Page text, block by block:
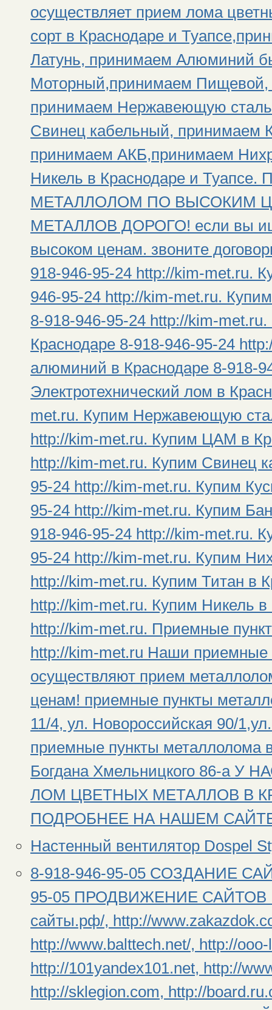
осуществляет прием лома
сорт в Краснодаре и
Латунь, принимаем Алюминий
Моторный,принимаем Пищевой,
принимаем Нержавеющую
Свинец кабельный, принимаем
принимаем АКБ,принимаем
Никель в Краснодаре и
МЕТАЛЛОЛОМ ПО ВЫСОКИМ
МЕТАЛЛОВ ДОРОГО! если вы
высоком ценам. звоните
918-946-95-24 http://kim-met.ru.
946-95-24 http://kim-met.ru.
8-918-946-95-24 http://kim-
Краснодаре 8-918-946-95-24
алюминий в Краснодаре 8-918-
Электротехнический лом в
met.ru. Купим Нержавеющую
http://kim-met.ru. Купим ЦАМ в
http://kim-met.ru. Купим Свинец
95-24 http://kim-met.ru. Купим
95-24 http://kim-met.ru. Купим
918-946-95-24 http://kim-met.ru.
95-24 http://kim-met.ru. Купим
http://kim-met.ru. Купим Титан в
http://kim-met.ru. Купим Никель
http://kim-met.ru. Приемные
http://kim-met.ru Наши приемные
осуществляют прием
ценам! приемные пункты
11/4, ул. Новороссийская 90/
приемные пункты металлолома
Богдана Хмельницкого 86-а
ЛОМ ЦВЕТНЫХ МЕТАЛЛОВ В
ПОДРОБНЕЕ НА НАШЕМ САЙТЕ:
Настенный вентилятор Dospel
8-918-946-95-05 СОЗДАНИЕ
95-05 ПРОДВИЖЕНИЕ САЙТОВ
сайты.рф/, http://
http://www.balttech.net/, http://
http://101yandex101.net, http://
http://sklegion.com, http://